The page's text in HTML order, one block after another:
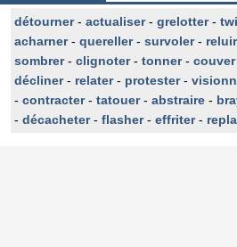
détourner- actualiser- grelotter-
acharner- quereller- survoler-
sombrer- clignoter- tonner- couver
décliner- relater- protester-
- contracter- tatouer- abstraire -
- décacheter- flasher- effriter-